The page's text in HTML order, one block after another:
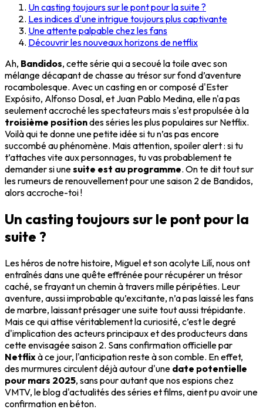
Un casting toujours sur le pont pour la suite ?
Les indices d'une intrigue toujours plus captivante
Une attente palpable chez les fans
Découvrir les nouveaux horizons de netflix
Ah, Bandidos, cette série qui a secoué la toile avec son
mélange décapant de chasse au trésor sur fond d’aventure
rocambolesque. Avec un casting en or composé d'Ester
Expósito, Alfonso Dosal, et Juan Pablo Medina, elle n'a pas
seulement accroché les spectateurs mais s'est propulsée à la
troisième positiondes séries les plus populaires sur Netflix.
Voilà qui te donne une petite idée si tu n’as pas encore
succombé au phénomène. Mais attention, spoiler alert : si tu
t’attaches vite aux personnages, tu vas probablement te
demander si unesuite est au programme. On te dit tout sur
les rumeurs de renouvellement pour une saison 2 de Bandidos,
alors accroche-toi !
Un casting toujours sur le pont pour la
suite ?
Les héros de notre histoire, Miguel et son acolyte Lilí, nous ont
entraînés dans une quête effrénée pour récupérer un trésor
caché, se frayant un chemin à travers mille péripéties. Leur
aventure, aussi improbable qu’excitante, n’a pas laissé les fans
de marbre, laissant présager une suite tout aussi trépidante.
Mais ce qui attise véritablement la curiosité, c’est le degré
d'implication des acteurs principaux et des producteurs dans
cette envisagée saison 2. Sans confirmation officielle par
Netflixà ce jour, l'anticipation reste à son comble. En effet,
des murmures circulent déjà autour d'une date potentielle
pour mars 2025, sans pour autant que nos espions chez
VMTV, le blog d'actualités des séries et films, aient pu avoir une
confirmation en béton.